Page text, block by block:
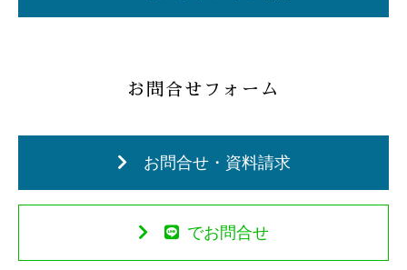
お問合せフォーム
お問合せ・資料請求
でお問合せ